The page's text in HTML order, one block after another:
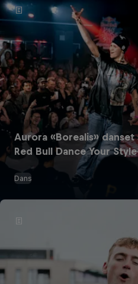
Aurora «Borealis»
Red Bull Dance Your
Dans